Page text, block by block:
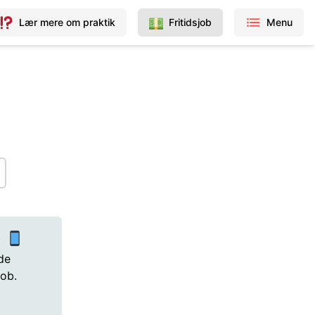
Lær mere om praktik Fritidsjob Menu